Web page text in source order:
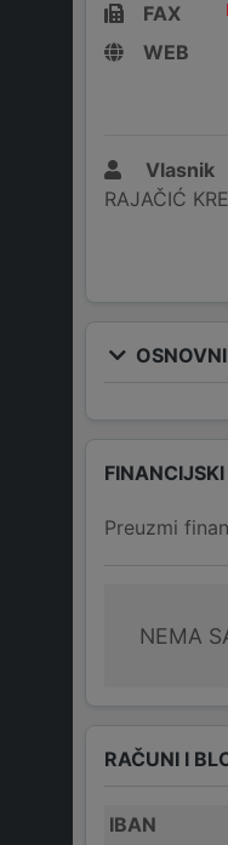
FAX
WEB
Vlasnik
RAJAČIĆ
Preuzmi
NEMA
RAČUNI I
IBAN